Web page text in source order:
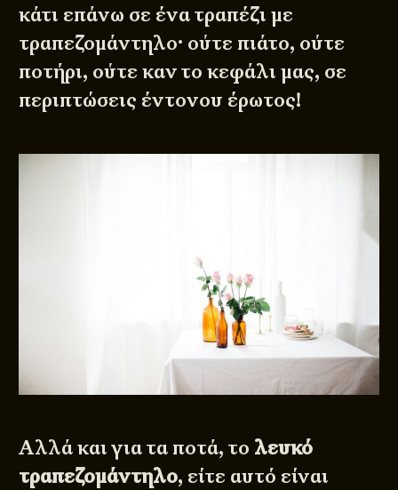
κάτι επάνω σε ένα τραπέζι με
τραπεζομάντηλο· ούτε πιάτο, ούτε
ποτήρι, ούτε καν το κεφάλι μας, σε
περιπτώσεις έντονου έρωτος!
Αλλά και για τα ποτά, το λευκό
τραπεζομάντηλο, είτε αυτό είναι